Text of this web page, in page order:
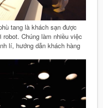
tang là khách sạn được
robot. Chúng làm nhiều việc
lí, hướng dẫn khách hàng